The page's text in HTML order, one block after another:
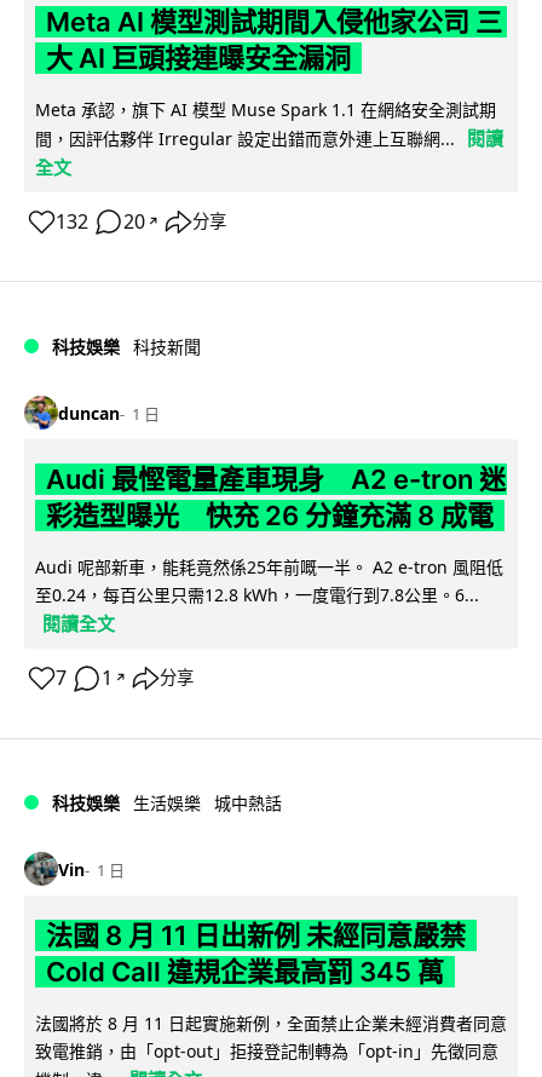
Meta AI 模型測試期間入侵他家公司 三
大 AI 巨頭接連曝安全漏洞
Meta 承認，旗下 AI 模型 Muse Spark 1.1 在網絡安全測試期
間，因評估夥伴 Irregular 設定出錯而意外連上互聯網...
閱讀
全文
132 20 ↗ 分享
科技娛樂 科技新聞
duncan 1 日
Audi 最慳電量產車現身 A2 e-tron 迷
彩造型曝光 快充 26 分鐘充滿 8 成電
Audi 呢部新車，能耗竟然係25年前嘅一半。 A2 e-tron 風阻低
至0.24，每百公里只需12.8 kWh，一度電行到7.8公里。6...
閱讀全文
7 1 ↗ 分享
科技娛樂 生活娛樂 城中熱話
Vin 1 日
法國 8 月 11 日出新例 未經同意嚴禁
Cold Call 違規企業最高罰 345 萬
法國將於 8 月 11 日起實施新例，全面禁止企業未經消費者同意
致電推銷，由「opt-out」拒接登記制轉為「opt-in」先徵同意